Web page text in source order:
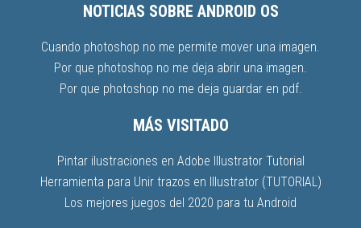
NOTICIAS SOBRE ANDROID OS
Cuando photoshop no me permite mover una imagen.
Por que photoshop no me deja abrir una imagen.
Por que photoshop no me deja guardar en pdf.
MÁS VISITADO
Pintar ilustraciones en Adobe Illustrator Tutorial
Herramienta para Unir trazos en Illustrator (TUTORIAL)
Los mejores juegos del 2020 para tu Android